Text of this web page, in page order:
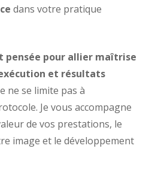
dans votre pratique
pensée pour allier maîtrise
et résultats
ne se limite pas à
Je vous accompagne
de vos prestations, le
image et le développement